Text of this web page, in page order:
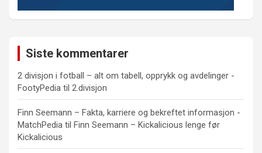
Siste kommentarer
2 divisjon i fotball – alt om tabell, opprykk og avdelinger -
FootyPedia til 2.divisjon
Finn Seemann – Fakta, karriere og bekreftet informasjon -
MatchPedia til Finn Seemann – Kickalicious lenge før
Kickalicious